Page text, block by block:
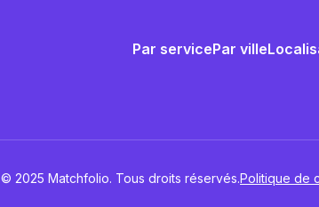
Par servicePar ville
© 2025 Matchfolio. Tous droits réservés.Politique de